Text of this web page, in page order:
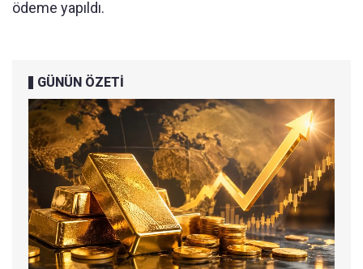
ödeme yapıldı.
GÜNÜN ÖZETİ